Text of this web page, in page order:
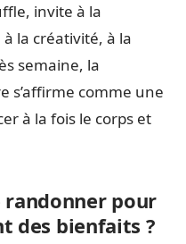
invite à la
la créativité, à la
semaine, la
s’affirme comme une
à la fois le corps et
randonner pour
des bienfaits ?